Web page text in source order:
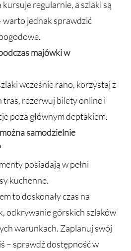
regularnie, a szlaki są
warto jednak sprawdzić
majówki w
wcześnie rano, korzystaj z
rezerwuj bilety online i
poza głównym deptakiem.
samodzielnie
posiadają w pełni
kuchenne.
to doskonały czas na
odkrywanie górskich szlaków
warunkach. Zaplanuj swój
– sprawdź dostępność w